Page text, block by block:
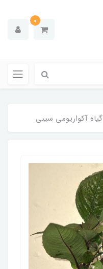
0
گیاه آکواریومی سیبی